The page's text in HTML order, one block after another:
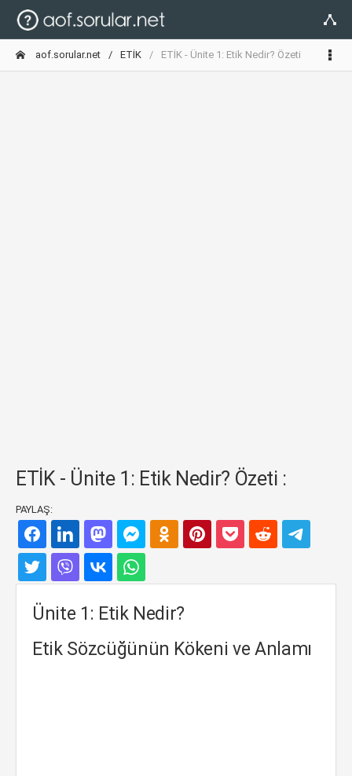
aof.sorular.net ETİK ETİK - Ünite 1: Etik Nedir? Özeti
ETİK - Ünite 1: Etik Nedir? Özeti :
PAYLAŞ:
Ünite 1: Etik Nedir?
Etik Sözcüğünün Kökeni ve Anlamı